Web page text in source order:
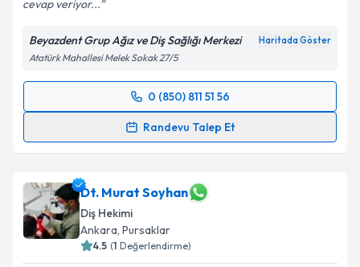
kapsamda işlenmesini kabul ediyorum.
Takvim Talebini Gönder
cevap veriyor...
Beyazdent Grup Ağız ve Diş Sağlığı Merkezi Haritada Göster
Atatürk Mahallesi Melek Sokak 27/5
0 (850) 811 51 56
Randevu Talep Et
Randevu Takvimi Talebi
hazırlandığında e-posta ile bilgilendireceğiz.
E-posta Adresiniz
Dt. Murat Soyhan
Diş Hekimi
Ankara, Pursaklar
4.5 (1 Değerlendirme)